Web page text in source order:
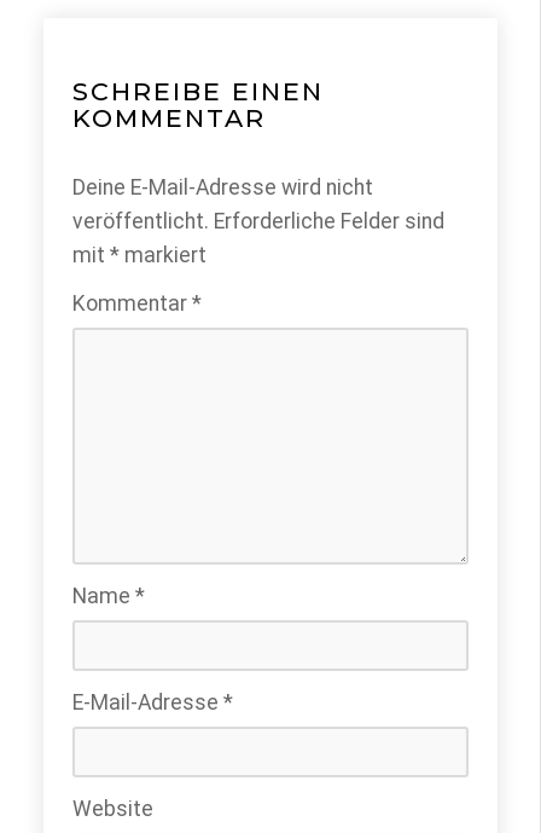
SCHREIBE EINEN
KOMMENTAR
Deine E-Mail-Adresse wird nicht
veröffentlicht. Erforderliche Felder sind
mit * markiert
Kommentar *
Name *
E-Mail-Adresse *
Website